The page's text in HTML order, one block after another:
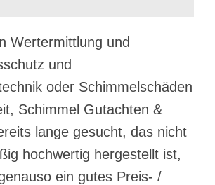
Wertermittlung und
und
oder Schimmelschäden
Schimmel Gutachten &
lange gesucht, das nicht
hochwertig hergestellt ist,
ein gutes Preis- /